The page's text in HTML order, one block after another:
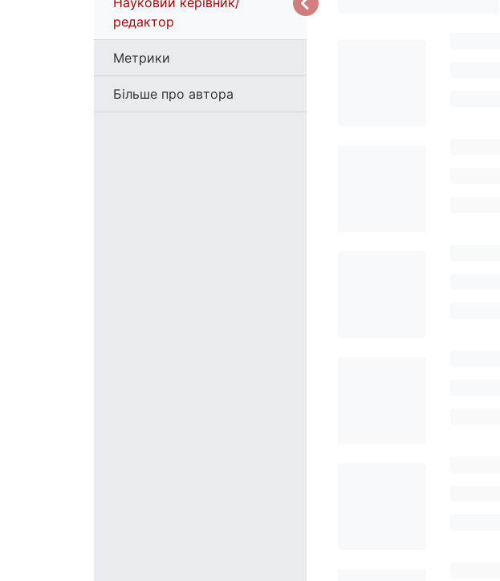
редактор
Метрики
Більше про автора